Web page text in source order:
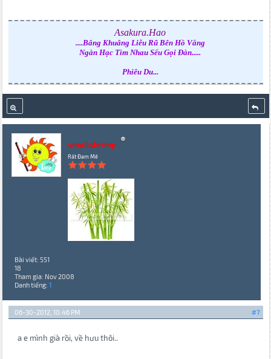
Asakura.Hao
....Bâng Khuâng Liễu Rũ Bên Hồ Vắng
Ngàn Hạc Tìm Nhau Sếu Gọi Đàn.....
Phiêu Du...
smallshrimp
Rất Đam Mê
Bài viết: 551
18
Tham gia: Nov 2008
Danh tiếng: 1
#7
06-30-2012, 10:46 PM
a e mình già rồi, về hưu thôi..